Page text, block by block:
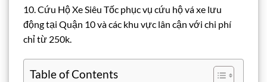
10. Cứu Hộ Xe Siêu Tốc phục vụ cứu hộ vá xe lưu
động tại Quận 10 và các khu vực lân cận với chi phí
chỉ từ 250k.
Table of Contents